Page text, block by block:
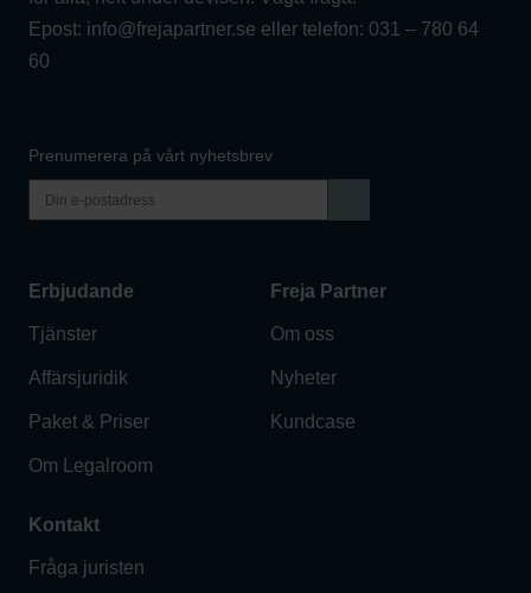
Epost: info@frejapartner.se eller telefon: 031 – 780 64
60
Prenumerera på vårt nyhetsbrev
Erbjudande
Tjänster
Affärsjuridik
Paket & Priser
Om Legalroom
Freja Partner
Om oss
Nyheter
Kundcase
Kontakt
Fråga juristen